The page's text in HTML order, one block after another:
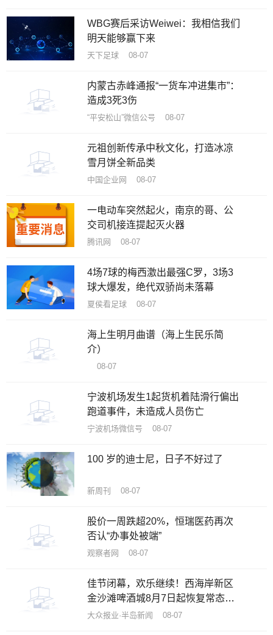
WBG赛后采访Weiwei：我相信我们
明天能够赢下来
天下足球 08-07
内蒙古赤峰通报“一货车冲进集市”：
造成3死3伤
“平安松山”微信公号 08-07
元祖创新传承中秋文化，打造冰凉
雪月饼全新品类
中国企业网 08-07
一电动车突然起火，南京的哥、公
交司机接连提起灭火器
腾讯网 08-07
4场7球的梅西激出最强C罗，3场3
球大爆发，绝代双骄尚未落幕
夏侯看足球 08-07
海上生明月曲谱（海上生民乐简
介）
08-07
宁波机场发生1起货机着陆滑行偏出
跑道事件，未造成人员伤亡
宁波机场微信号 08-07
100 岁的迪士尼，日子不好过了
新周刊 08-07
股价一周跌超20%，恒瑞医药再次
否认“办事处被端”
观察者网 08-07
佳节闭幕，欢乐继续！西海岸新区
金沙滩啤酒城8月7日起恢复常态化
运营
大众报业·半岛新闻 08-07